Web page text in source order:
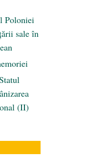
Poloniei
sale în
(II)